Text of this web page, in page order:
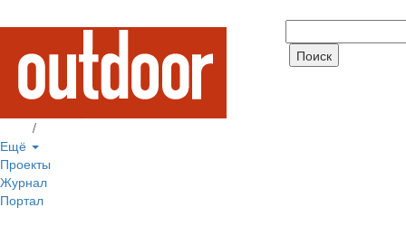
/
Ещё
Проекты
Журнал
Портал